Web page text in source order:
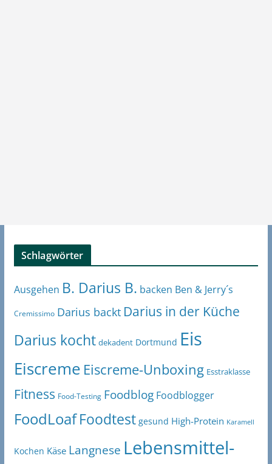
Schlagwörter
Ausgehen B. Darius B. backen Ben & Jerry´s
Cremissimo Darius backt Darius in der Küche
Darius kocht dekadent Dortmund Eis
Eiscreme Eiscreme-Unboxing Esstraklasse
Fitness Food-Testing Foodblog Foodblogger
FoodLoaf Foodtest gesund High-Protein Karamell
Kochen Käse Langnese Lebensmittel-